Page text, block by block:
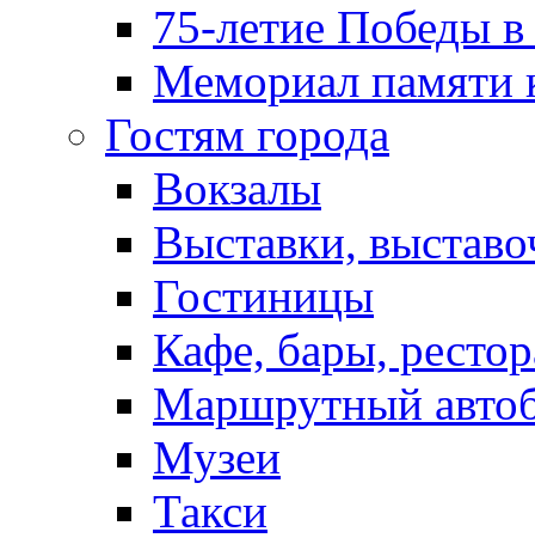
75-летие Победы
Мемориал памяти
Гостям города
Вокзалы
Выставки,
Гостиницы
Кафе, бары,
Маршрутный
Музеи
Такси